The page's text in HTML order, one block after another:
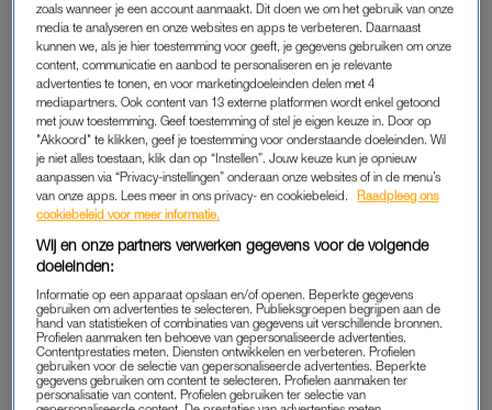
Haar zoon is op dat moment twee jaar oud. “Ik keek er erg
naar uit dat hij naar debasisschoolzou gaan. Dan kon ik
andere moeders ontmoeten; dat is toch makkelijker om
contact te leggen. Omdat ik niemand kende, zag ik het als een
goede gelegenheid om vriendinnen te maken.”
ONZICHTBAAR OP HET SCHOOLPLEIN
Twee jaar later is het zover. “In het begin was ik heel positief. Ik
deed echt moeite: ik bood me aan als hulpouder en sprak
andere moeders aan op het
respons en ik werd genegeerd. De mensen hier zijn erg ‘ons
kent ons’ en gesloten. Ik voelde me onzichtbaar op het
schoolplein.”
Net als Bodine wil haar zoon contact met leeftijdsgenoten. “Hij
zoals wanneer je een account aanmaakt. Dit doen we om het gebruik van onze
media te analyseren en onze websites en apps te verbeteren. Daarnaast
kunnen we, als je hier toestemming voor geeft, je gegevens gebruiken om onze
content, communicatie en aanbod te personaliseren en je relevante
advertenties te tonen, en voor marketingdoeleinden delen met 4
mediapartners. Ook content van 13 externe platformen wordt enkel getoond
met jouw toestemming. Geef toestemming of stel je eigen keuze in. Door op
"Akkoord" te klikken, geef je toestemming voor onderstaande doeleinden. Wil
je niet alles toestaan, klik dan op “Instellen”. Jouw keuze kun je opnieuw
aanpassen via “Privacy-instellingen” onderaan onze websites of in de menu’s
van onze apps. Lees meer in ons privacy- en cookiebeleid.
Raadpleeg ons
cookiebeleid voor meer informatie.
Wij en onze partners verwerken gegevens voor de volgende
doeleinden:
Informatie op een apparaat opslaan en/of openen. Beperkte gegevens
gebruiken om advertenties te selecteren. Publieksgroepen begrijpen aan de
hand van statistieken of combinaties van gegevens uit verschillende bronnen.
Profielen aanmaken ten behoeve van gepersonaliseerde advertenties.
Contentprestaties meten. Diensten ontwikkelen en verbeteren. Profielen
gebruiken voor de selectie van gepersonaliseerde advertenties. Beperkte
gegevens gebruiken om content te selecteren. Profielen aanmaken ter
personalisatie van content. Profielen gebruiken ter selectie van